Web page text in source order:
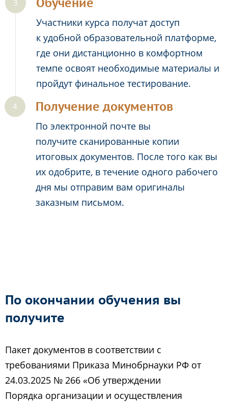
Участники курса получат доступ
к удобной образовательной платформе,
где они дистанционно в комфортном
темпе освоят необходимые материалы и
пройдут финальное тестирование.
Получение документов
По электронной почте вы
получите сканированные копии
итоговых документов. После того как вы
их одобрите, в течение одного рабочего
дня мы отправим вам оригиналы
заказным письмом.
По окончании обучения вы
получите
Пакет документов в соответствии с
требованиями Приказа Минобрнауки РФ от
24.03.2025 № 266 «Об утверждении
Порядка организации и осуществления